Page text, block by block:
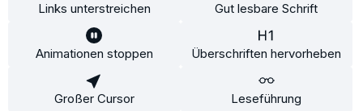
Links unterstreichen Gut lesbare Schrift
Animationen stoppen Überschriften hervorheben
Großer Cursor Leseführung
Diese Website verwendet Cookies, um eine bestmögliche
Erfahrung bieten zu können.
Mehr Informationen ...